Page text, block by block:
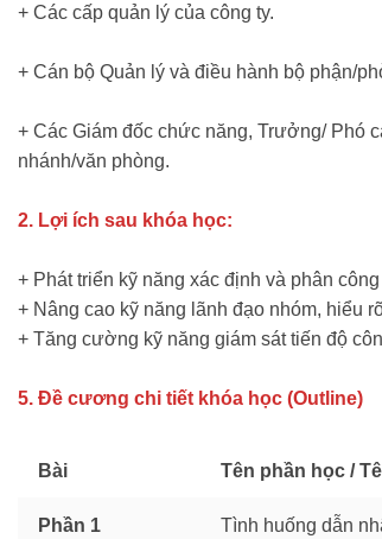
+ Các cấp quản lý của công ty.
+ Cán bộ Quản lý và điều hành bộ phận/
+ Các Giám đốc chức năng, Trưởng/ Phó
nhánh/văn phòng.
2. Lợi ích sau khóa học:
+ Phát triển kỹ năng xác định và phân
+ Nâng cao kỹ năng lãnh đạo nhóm, hiểu
+ Tăng cường kỹ năng giám sát tiến độ
5. Đề cương chi tiết khóa học (Outline)
Bài Tên phần học /
Phần 1 Tình huống dẫn